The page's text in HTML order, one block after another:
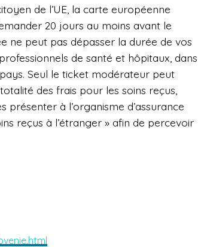
de l’UE, la carte européenne
20 jours au moins avant le
ne peut pas dépasser la durée de vos
de santé et hôpitaux, dans
Seul le ticket modérateur peut
des frais pour les soins reçus,
à l’organisme d’assurance
reçus à l’étranger » afin de percevoir